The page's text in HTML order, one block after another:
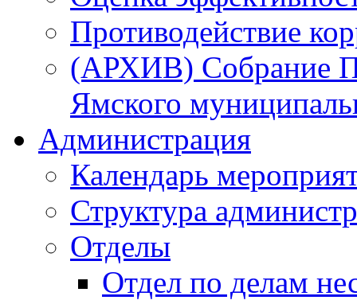
Противодействие
(АРХИВ) Собрание
Ямского
Администрация
Календарь
Структура
Отделы
Отдел по делам